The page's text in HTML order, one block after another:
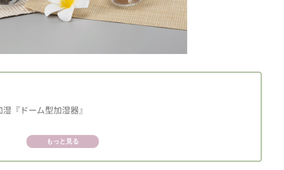
『ドーム型加湿器』
もっと見る